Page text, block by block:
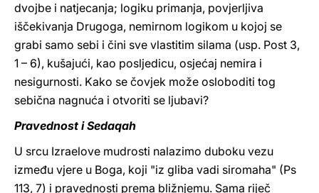
dvojbe i natjecanja; logiku primanja, povjerljiva
iščekivanja Drugoga, nemirnom logikom u kojoj se
grabi samo sebi i čini sve vlastitim silama (usp. Post 3,
1 – 6), kušajući, kao posljedicu, osjećaj nemira i
nesigurnosti. Kako se čovjek može osloboditi tog
sebična nagnuća i otvoriti se ljubavi?
Pravednost i Sedaqah
U srcu Izraelove mudrosti nalazimo duboku vezu
između vjere u Boga, koji "iz gliba vadi siromaha" (Ps
113, 7) i pravednosti prema bližnjemu. Sama riječ